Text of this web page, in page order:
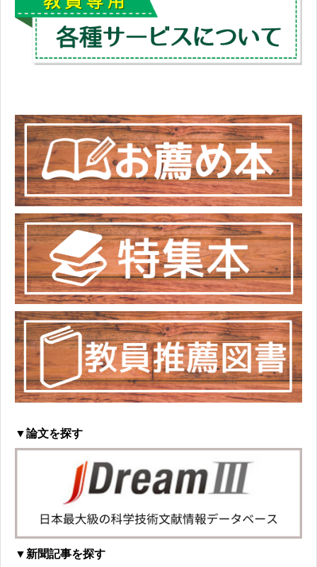
▼論文を探す
▼新聞記事を探す